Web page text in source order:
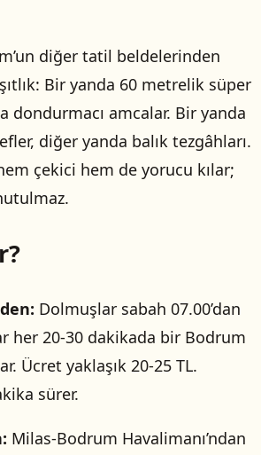
diğer tatil beldelerinden
Bir yanda 60 metrelik süper
dondurmacı amcalar. Bir yanda
diğer yanda balık tezgâhları.
çekici hem de yorucu kılar;
Dolmuşlar sabah 07.00’dan
her 20-30 dakikada bir Bodrum
Ücret yaklaşık 20-25 TL.
sürer.
Milas-Bodrum Havalimanı’ndan